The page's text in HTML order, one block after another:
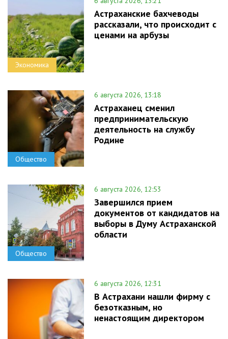
Экономика
Астраханские бахчеводы
рассказали, что происходит с
ценами на арбузы
Общество
6 августа 2026, 13:18
Астраханец сменил
предпринимательскую
деятельность на службу
Родине
Общество
6 августа 2026, 12:53
Завершился прием
документов от кандидатов на
выборы в Думу Астраханской
области
6 августа 2026, 12:31
В Астрахани нашли фирму с
безотказным, но
ненастоящим директором